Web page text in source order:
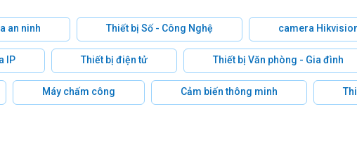
an ninh Thiết bị Số - Công Nghệ camera
IP Thiết bị điện tử Thiết bị Văn phòng - Gia đình
Máy chấm công Cảm biến thông minh